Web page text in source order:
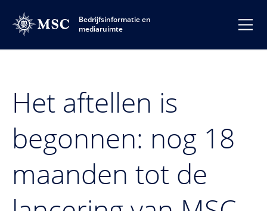
Bedrijfsinformatie en
mediaruimte
Het aftellen is
begonnen: nog 18
maanden tot de